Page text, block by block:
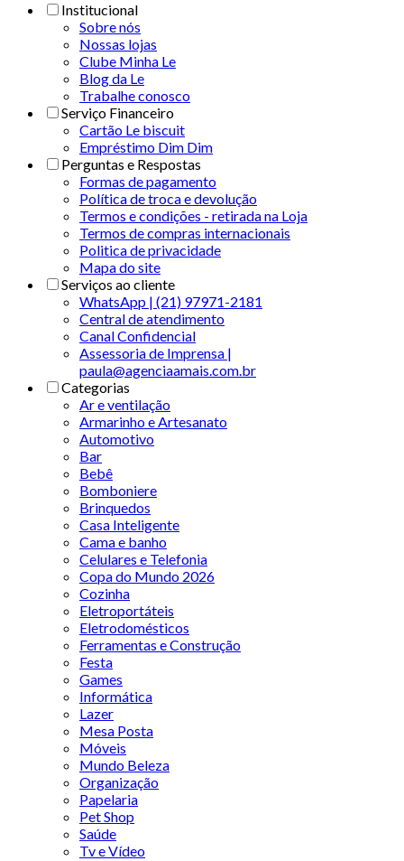
Institucional
Sobre nós
Nossas lojas
Clube Minha Le
Blog da Le
Trabalhe conosco
Serviço Financeiro
Cartão Le biscuit
Empréstimo Dim Dim
Perguntas e Respostas
Formas de pagamento
Política de troca e devolução
Termos e condições - retirada na Loja
Termos de compras internacionais
Politica de privacidade
Mapa do site
Serviços ao cliente
WhatsApp | (21) 97971-2181
Central de atendimento
Canal Confidencial
Assessoria de Imprensa |
paula@agenciaamais.com.br
Categorias
Ar e ventilação
Armarinho e Artesanato
Automotivo
Bar
Bebê
Bomboniere
Brinquedos
Casa Inteligente
Cama e banho
Celulares e Telefonia
Copa do Mundo 2026
Cozinha
Eletroportáteis
Eletrodomésticos
Ferramentas e Construção
Festa
Games
Informática
Lazer
Mesa Posta
Móveis
Mundo Beleza
Organização
Papelaria
Pet Shop
Saúde
Tv e Vídeo